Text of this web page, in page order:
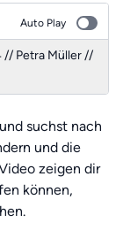
Auto Play
// Petra Müller //
suchst nach
und die
zeigen dir
können,